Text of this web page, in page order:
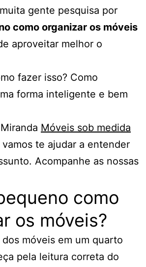
gente pesquisa por
como organizar os móveis
aproveitar melhor o
fazer isso? Como
forma inteligente e bem
Móveis sob medida
vamos te ajudar a entender
Acompanhe as nossas
como
os móveis?
móveis em um quarto
pela leitura correta do